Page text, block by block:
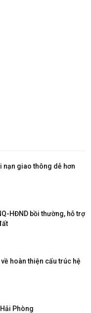
nạn giao thông dễ hơn
HĐND bồi thường, hỗ trợ
hoàn thiện cấu trúc hệ
Phòng